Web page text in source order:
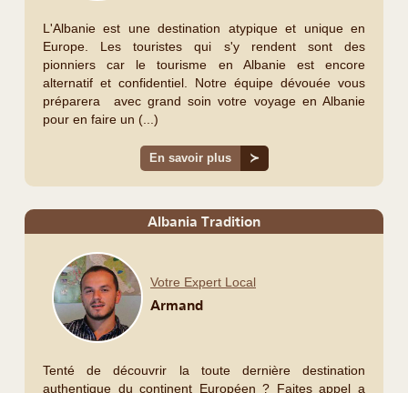
L'Albanie est une destination atypique et unique en
Europe. Les touristes qui s'y rendent sont des
pionniers car le tourisme en Albanie est encore
alternatif et confidentiel. Notre équipe dévouée vous
préparera avec grand soin votre voyage en Albanie
pour en faire un (...)
En savoir plus ≻
Albania Tradition
Votre Expert Local
Armand
Tenté de découvrir la toute dernière destination
authentique du continent Européen ? Faites appel a